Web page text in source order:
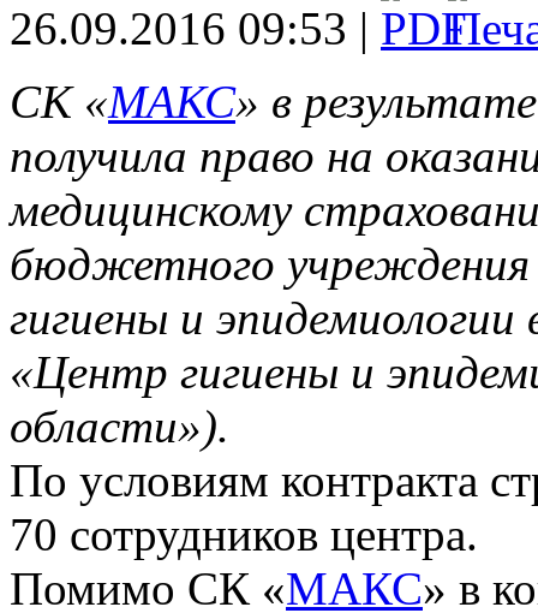
26.09.2016 09:53 |
СК «МАКС» в
получила право на
медицинскому
бюджетного учреждения
гигиены и
«Центр гигиены и
области»).
По условиям контракта
70 сотрудников центра.
Помимо СК «МАКС» в